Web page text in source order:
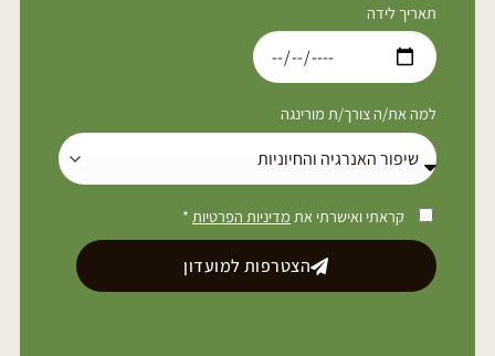
תאריך לידה
למה את/ה צורך/ת מורינגה
קראתי ואישרתי את מדיניות הפרטיות*
הצטרפות למועדון